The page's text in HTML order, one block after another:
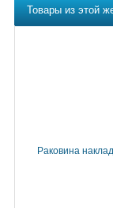
Товары из этой
Раковина